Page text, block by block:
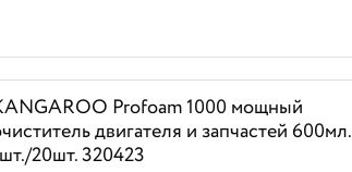
Profoam 1000 мощный
двигателя и запчастей 600мл.
20шт. 320423